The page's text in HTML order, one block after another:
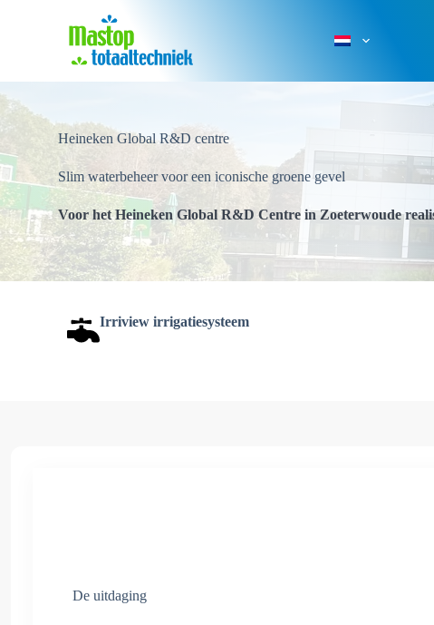
Heineken Global R&D centre
Slim waterbeheer voor een iconische groene gevel
Voor het Heineken Global R&D Centre in Zoeterwoude
Irriview irrigatiesysteem
De uitdaging